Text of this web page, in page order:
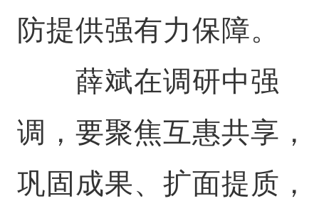
防提供强有力保障。
薛斌在调研中强
调，要聚焦互惠共享，
巩固成果、扩面提质，